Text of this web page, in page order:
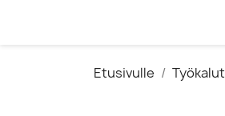
Etusivulle Työkalut